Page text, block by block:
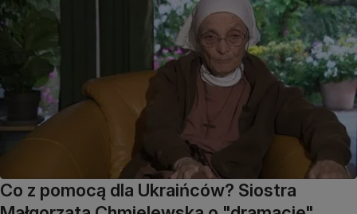
Co z pomocą dla Ukraińców? Siostra